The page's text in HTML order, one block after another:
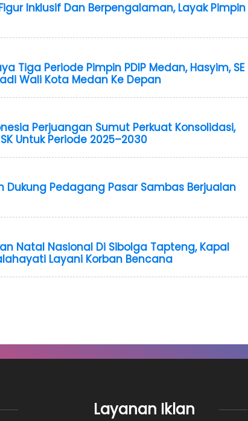
Figur Inklusif Dan Berpengalaman, Layak Pimpin
Tiga Periode Pimpin PDIP Medan, Hasyim, SE
Wali Kota Medan Ke Depan
Perjuangan Sumut Perkuat Konsolidasi,
Untuk Periode 2025–2030
Dukung Pedagang Pasar Sambas Berjualan
Natal Nasional Di Sibolga Tapteng, Kapal
Layani Korban Bencana
Layanan Iklan